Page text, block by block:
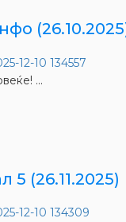
...
5 (26.11.2025)